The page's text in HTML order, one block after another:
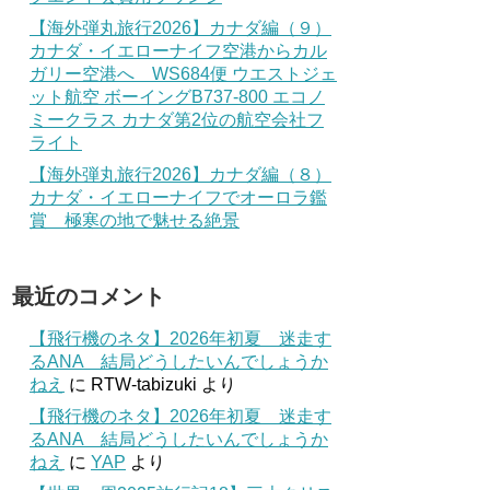
【海外弾丸旅行2026】カナダ編（９）
カナダ・イエローナイフ空港からカル
ガリー空港へ WS684便 ウエストジェ
ット航空 ボーイングB737-800 エコノ
ミークラス カナダ第2位の航空会社フ
ライト
【海外弾丸旅行2026】カナダ編（８）
カナダ・イエローナイフでオーロラ鑑
賞 極寒の地で魅せる絶景
最近のコメント
【飛行機のネタ】2026年初夏 迷走す
るANA 結局どうしたいんでしょうか
ねえ に RTW-tabizuki より
【飛行機のネタ】2026年初夏 迷走す
るANA 結局どうしたいんでしょうか
ねえ に YAP より